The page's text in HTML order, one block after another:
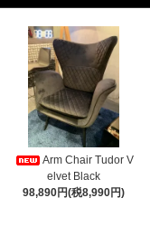
Arm Chair Tudor V
elvet Black
98,890円(税8,990円)